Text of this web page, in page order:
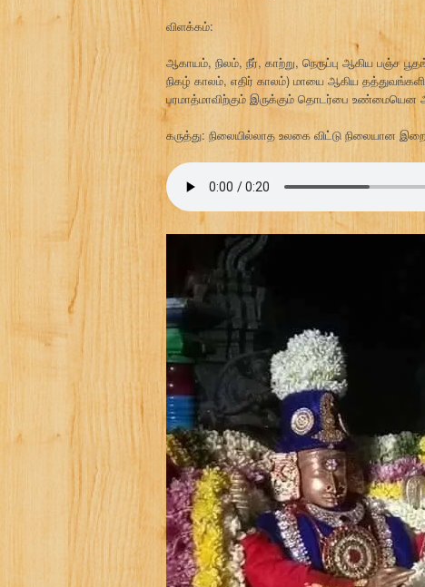
விளக்கம்:
ஆகாயம், நிலம், நீர், காற்று, நெருப்பு ஆகிய பஞ்ச
நிகழ் காலம், எதிர் காலம்) மாயை ஆகிய
பரமாத்மாவிற்கும் இருக்கும் தொடர்பை உண்மையென
கருத்து: நிலையில்லாத உலகை விட்டு நிலையான